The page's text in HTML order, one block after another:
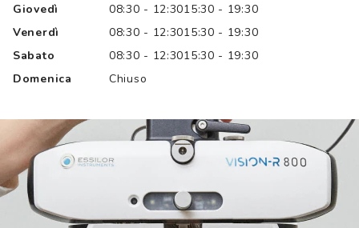
Giovedì
08:30 - 12:3015:30 - 19:30
Venerdì
08:30 - 12:3015:30 - 19:30
Sabato
08:30 - 12:3015:30 - 19:30
Domenica
Chiuso